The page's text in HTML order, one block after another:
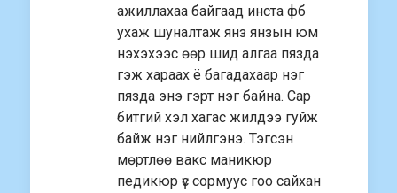
ажиллахаа байгаад инста фб
ухаж шуналтаж янз янзын юм
нэхэхээс өөр шид алгаа пязда
гэж хараах ё багадахаар нэг
пязда энэ гэрт нэг байна. Сар
битгий хэл хагас жилдээ гуйж
байж нэг нийлгэнэ. Тэгсэн
мөртлөө вакс маникюр
педикюр үс сормуус гоо сайхан